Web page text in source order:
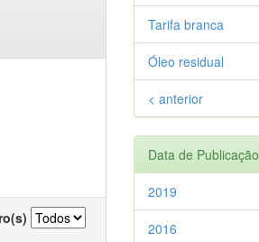
Tarifa branca
Óleo residual
< anterior
Data de Publicação
2019
2016